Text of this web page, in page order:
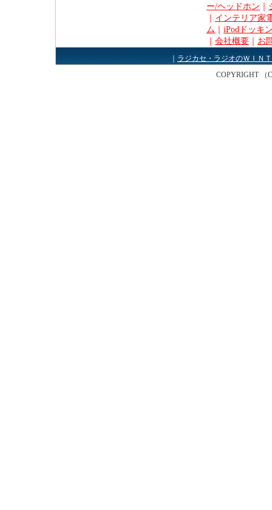
ー/ヘッドホン ｜
｜ インテリア家
ム ｜ iPodドッキ
｜ 会社概要 ｜ お
｜ラジカセ・ラジオのＷＩＮ
COPYRIGHT （